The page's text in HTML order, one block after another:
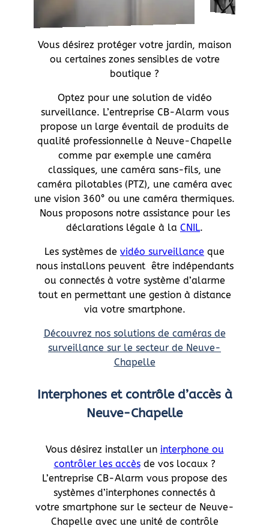
Vous désirez protéger votre jardin, maison
ou certaines zones sensibles de votre
boutique ?
Optez pour une solution de vidéo
surveillance. L’entreprise CB-Alarm vous
propose un large éventail de produits de
qualité professionnelle à Neuve-Chapelle
comme par exemple une caméra
classiques, une caméra sans-fils, une
caméra pilotables (PTZ), une caméra avec
une vision 360° ou une caméra thermiques.
Nous proposons notre assistance pour les
déclarations légale à la CNIL.
Les systèmes de vidéo surveillance que
nous installons peuvent être indépendants
ou connectés à votre système d’alarme
tout en permettant une gestion à distance
via votre smartphone.
Découvrez nos solutions de caméras de
surveillance sur le secteur de Neuve-
Chapelle
Interphones et contrôle d’accès à
Neuve-Chapelle
Vous désirez installer un interphone ou
contrôler les accèsde vos locaux ?
L’entreprise CB-Alarm vous propose des
systèmes d’interphones connectés à
votre smartphone sur le secteur de Neuve-
Chapelle avec une unité de contrôle